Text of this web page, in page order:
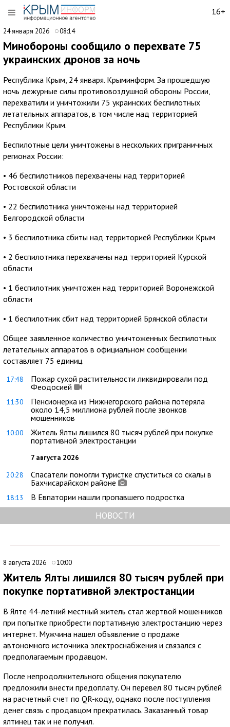
16+
24 января 2026 08:14
Минобороны сообщило о перехвате 75
украинских дронов за ночь
Республика Крым, 24 января. Крыминформ. За прошедшую
ночь дежурные силы противовоздушной обороны России,
перехватили и уничтожили 75 украинских беспилотных
летательных аппаратов, в том числе над территорией
Республики Крым.
Беспилотные цели уничтожены в нескольких приграничных
регионах России:
• 46 беспилотников перехвачены над территорией
Ростовской области
• 22 беспилотника уничтожены над территорией
Белгородской области
• 3 беспилотника сбиты над территорией Республики Крым
• 2 беспилотника перехвачены над территорией Курской
области
• 1 беспилотник уничтожен над территорией Воронежской
области
• 1 беспилотник сбит над территорией Брянской области
Общее заявленное количество уничтоженных беспилотных
летательных аппаратов в официальном сообщении
составляет 75 единиц.
17:48
Пожар сухой растительности ликвидировали под
Феодосией
11:30
Пенсионерка из Нижнегорского района потеряла
около 14,5 миллиона рублей после звонков
мошенников
10:00
Житель Ялты лишился 80 тысяч рублей при покупке
портативной электростанции
7 августа 2026
20:28
Спасатели помогли туристке спуститься со скалы в
Бахчисарайском районе
18:13 В Евпатории нашли пропавшего подростка
НОВОСТИ
8 августа 2026 10:00
Житель Ялты лишился 80 тысяч рублей при
покупке портативной электростанции
В Ялте 44-летний местный житель стал жертвой мошенников
при попытке приобрести портативную электростанцию через
интернет. Мужчина нашел объявление о продаже
автономного источника электроснабжения и связался с
предполагаемым продавцом.
После непродолжительного общения покупателю
предложили внести предоплату. Он перевел 80 тысяч рублей
на расчетный счет по QR-коду, однако после поступления
денег связь с продавцом прекратилась. Заказанный товар
ялтинец так и не получил.